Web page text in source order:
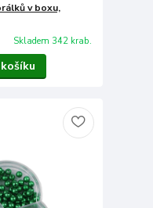
v boxu,
Skladem 342 krab.